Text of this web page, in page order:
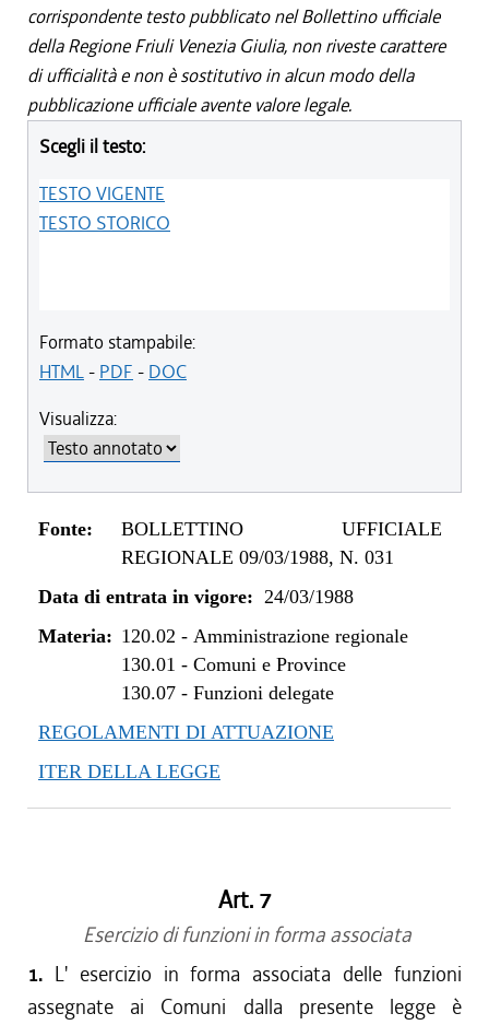
corrispondente testo pubblicato nel Bollettino ufficiale
della Regione Friuli Venezia Giulia, non riveste carattere
di ufficialità e non è sostitutivo in alcun modo della
pubblicazione ufficiale avente valore legale.
Scegli il testo:
TESTO VIGENTE
TESTO STORICO
Formato stampabile:
HTML- PDF - DOC
Visualizza:
Fonte:
BOLLETTINO UFFICIALE
REGIONALE 09/03/1988, N. 031
Data di entrata in vigore: 24/03/1988
Materia: 120.02 - Amministrazione regionale
130.01 - Comuni e Province
130.07- Funzioni delegate
REGOLAMENTI DI ATTUAZIONE
ITER DELLA LEGGE
Art. 7
Esercizio di funzioni in forma associata
1. L' esercizio in forma associata delle funzioni
assegnate ai Comuni dalla presente legge è